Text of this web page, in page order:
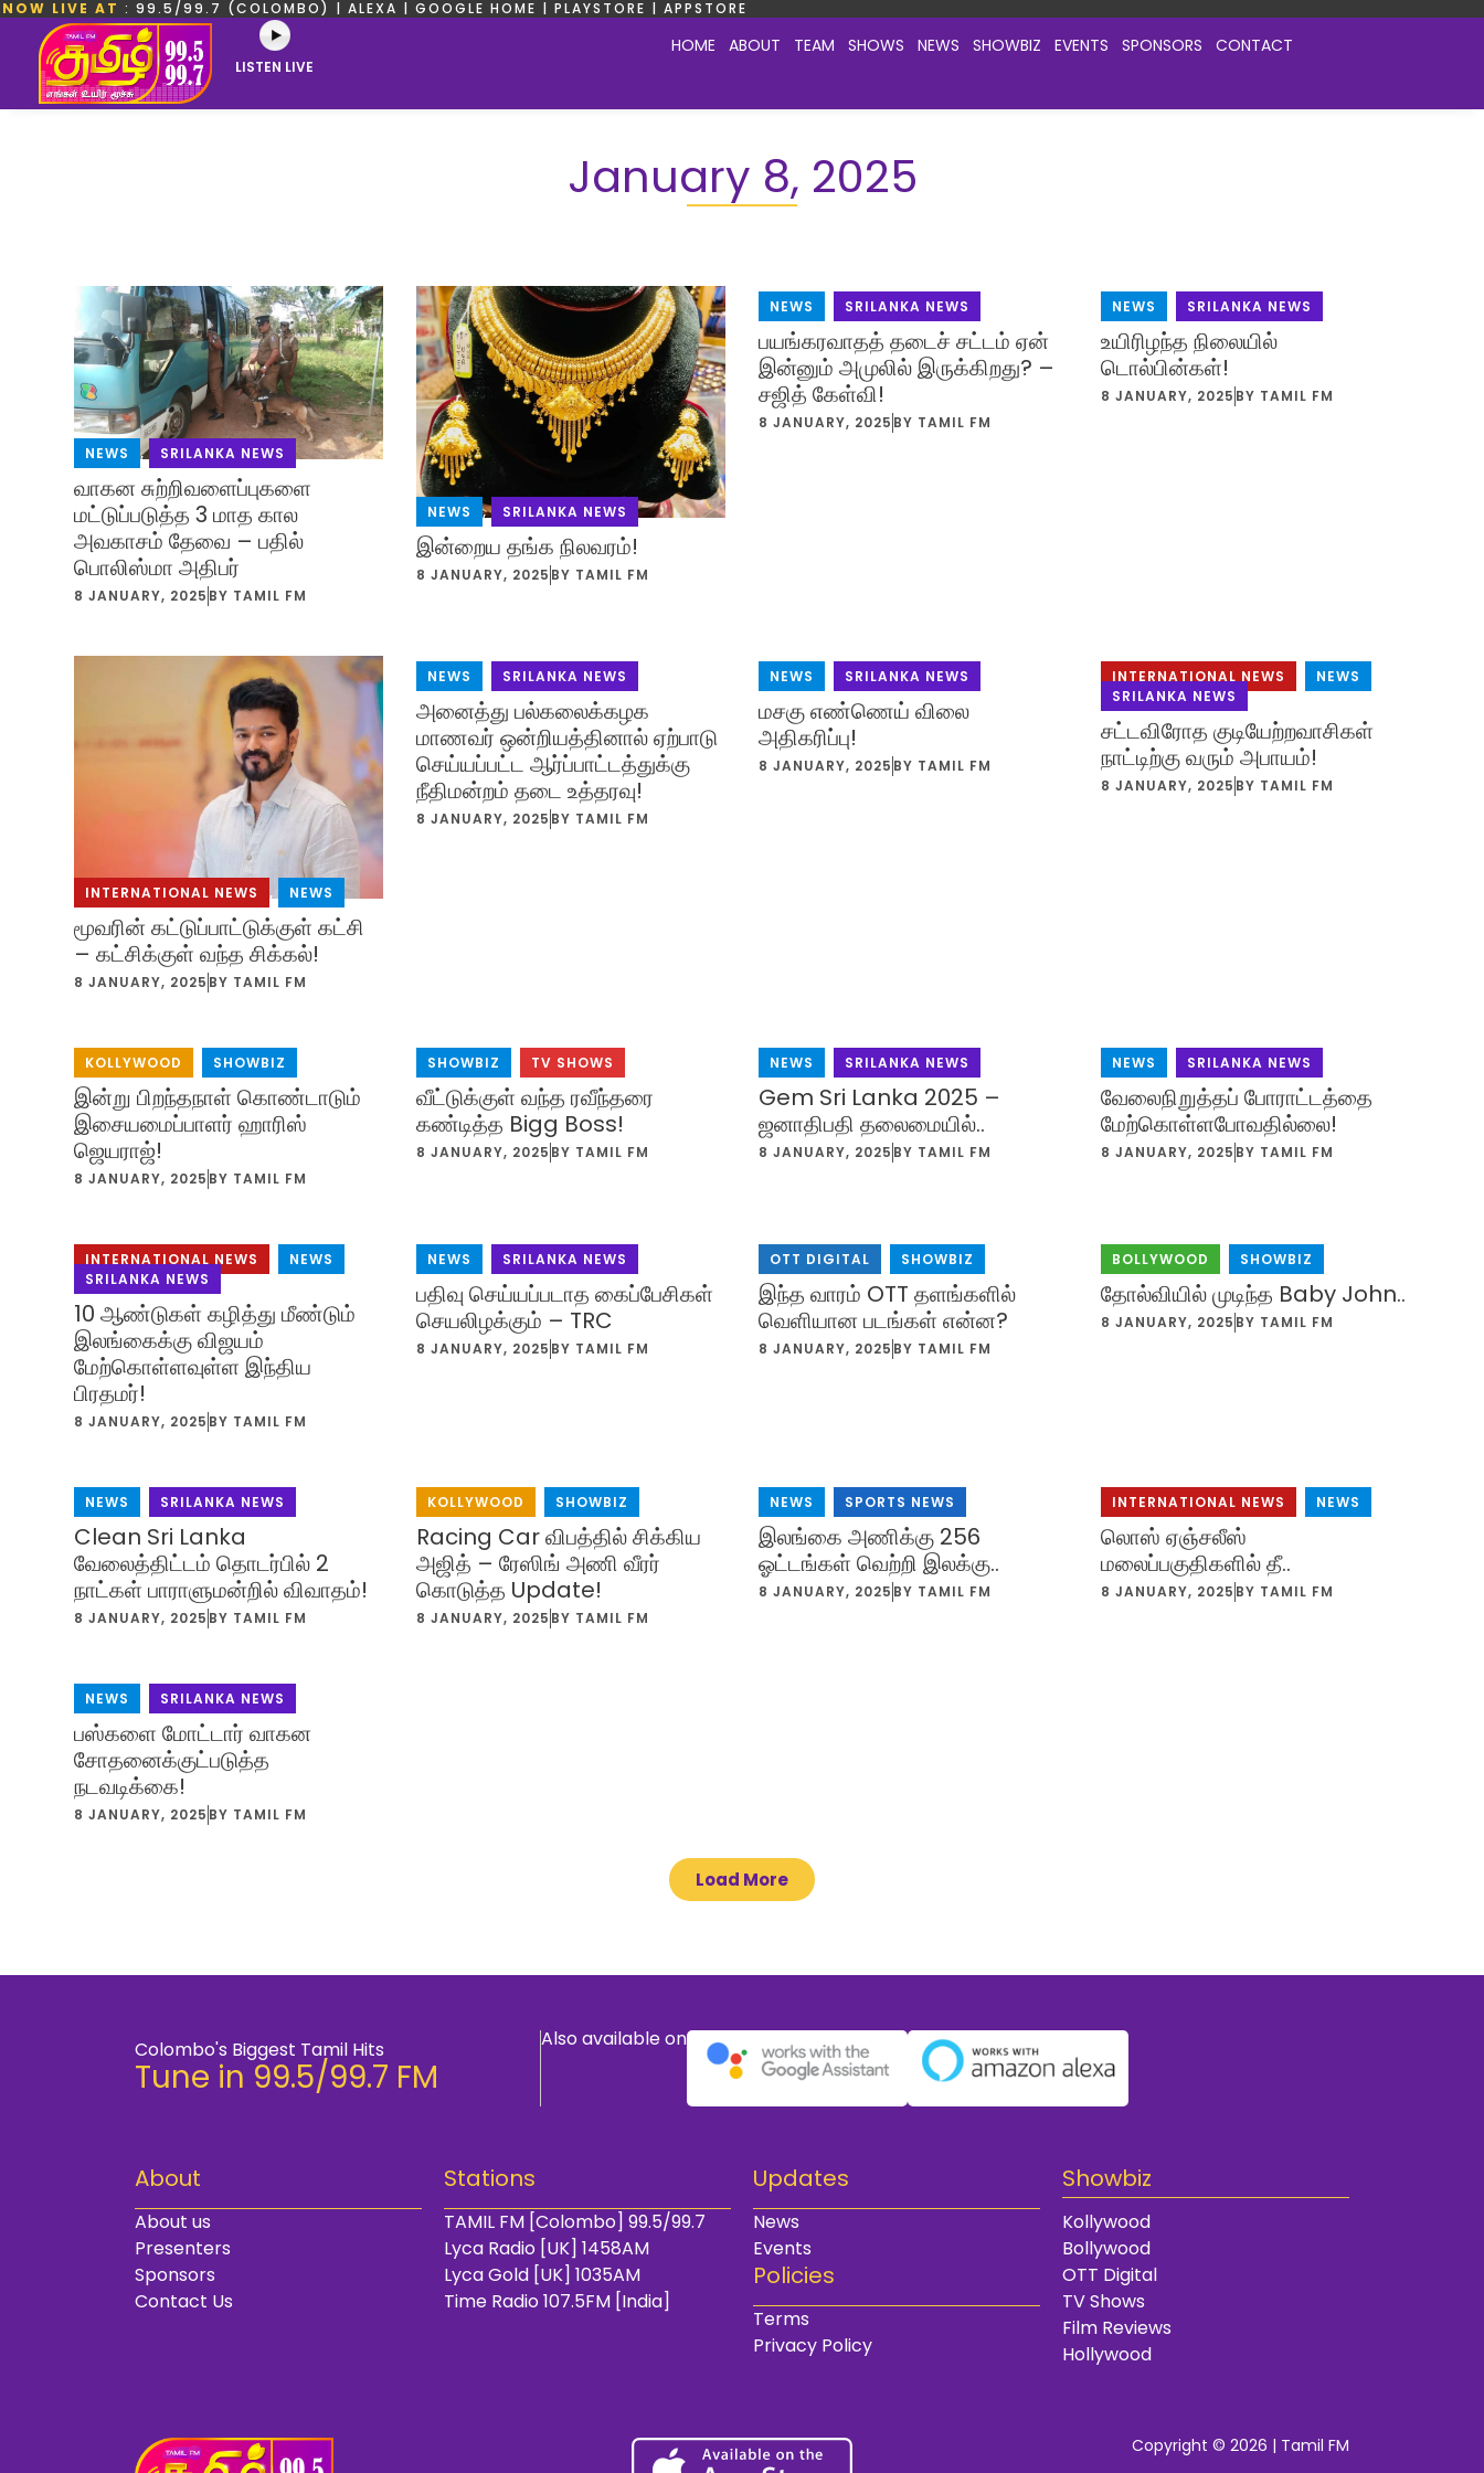
NOW LIVE AT : 99.5/99.7 (COLOMBO) | ALEXA | GOOGLE HOME | PLAYSTORE | APPSTORE
LISTEN LIVE
HOME ABOUT TEAM SHOWS NEWS SHOWBIZ EVENTS SPONSORS CONTACT
January 8, 2025
NEWS , SRILANKA NEWS
வாகன சுற்றிவளைப்புகளை
மட்டுப்படுத்த 3 மாத கால
அவகாசம் தேவை – பதில்
பொலிஸ்மா அதிபர்
8 JANUARY, 2025 BY TAMIL FM
NEWS , SRILANKA NEWS
இன்றைய தங்க நிலவரம்!
8 JANUARY, 2025 BY TAMIL FM
NEWS SRILANKA NEWS
பயங்கரவாதத் தடைச் சட்டம் ஏன்
இன்னும் அமுலில் இருக்கிறது? –
சஜித் கேள்வி!
8 JANUARY, 2025 BY TAMIL FM
NEWS SRILANKA NEWS
உயிரிழந்த நிலையில்
டொல்பின்கள்!
8 JANUARY, 2025 BY TAMIL FM
INTERNATIONAL NEWS , NEWS
மூவரின் கட்டுப்பாட்டுக்குள் கட்சி
– கட்சிக்குள் வந்த சிக்கல்!
8 JANUARY, 2025 BY TAMIL FM
NEWS SRILANKA NEWS
அனைத்து பல்கலைக்கழக
மாணவர் ஒன்றியத்தினால் ஏற்பாடு
செய்யப்பட்ட ஆர்ப்பாட்டத்துக்கு
நீதிமன்றம் தடை உத்தரவு!
8 JANUARY, 2025 BY TAMIL FM
NEWS SRILANKA NEWS
மசகு எண்ணெய் விலை
அதிகரிப்பு!
8 JANUARY, 2025 BY TAMIL FM
INTERNATIONAL NEWS NEWS
SRILANKA NEWS
சட்டவிரோத குடியேற்றவாசிகள்
நாட்டிற்கு வரும் அபாயம்!
8 JANUARY, 2025 BY TAMIL FM
KOLLYWOOD SHOWBIZ
இன்று பிறந்தநாள் கொண்டாடும்
இசையமைப்பாளர் ஹாரிஸ்
ஜெயராஜ்!
8 JANUARY, 2025 BY TAMIL FM
SHOWBIZ TV SHOWS
வீட்டுக்குள் வந்த ரவீந்தரை
கண்டித்த Bigg Boss!
8 JANUARY, 2025 BY TAMIL FM
NEWS SRILANKA NEWS
Gem Sri Lanka 2025 –
ஜனாதிபதி தலைமையில்..
8 JANUARY, 2025 BY TAMIL FM
NEWS SRILANKA NEWS
வேலைநிறுத்தப் போராட்டத்தை
மேற்கொள்ளபோவதில்லை!
8 JANUARY, 2025 BY TAMIL FM
INTERNATIONAL NEWS NEWS
SRILANKA NEWS
10 ஆண்டுகள் கழித்து மீண்டும்
இலங்கைக்கு விஜயம்
மேற்கொள்ளவுள்ள இந்திய
பிரதமர்!
8 JANUARY, 2025 BY TAMIL FM
NEWS SRILANKA NEWS
பதிவு செய்யப்படாத கைப்பேசிகள்
செயலிழக்கும் – TRC
8 JANUARY, 2025 BY TAMIL FM
OTT DIGITAL SHOWBIZ
இந்த வாரம் OTT தளங்களில்
வெளியான படங்கள் என்ன?
8 JANUARY, 2025 BY TAMIL FM
BOLLYWOOD SHOWBIZ
தோல்வியில் முடிந்த Baby John..
8 JANUARY, 2025 BY TAMIL FM
NEWS SRILANKA NEWS
Clean Sri Lanka
வேலைத்திட்டம் தொடர்பில் 2
நாட்கள் பாராளுமன்றில் விவாதம்!
8 JANUARY, 2025 BY TAMIL FM
KOLLYWOOD SHOWBIZ
Racing Car விபத்தில் சிக்கிய
அஜித் – ரேஸிங் அணி வீரர்
கொடுத்த Update!
8 JANUARY, 2025 BY TAMIL FM
NEWS SPORTS NEWS
இலங்கை அணிக்கு 256
ஓட்டங்கள் வெற்றி இலக்கு..
8 JANUARY, 2025 BY TAMIL FM
INTERNATIONAL NEWS NEWS
லொஸ் ஏஞ்சலீஸ்
மலைப்பகுதிகளில் தீ..
8 JANUARY, 2025 BY TAMIL FM
NEWS SRILANKA NEWS
பஸ்களை மோட்டார் வாகன
சோதனைக்குட்படுத்த
நடவடிக்கை!
8 JANUARY, 2025 BY TAMIL FM
Load More
Colombo's Biggest Tamil Hits
Tune in 99.5/99.7 FM
Also available on
About
About us
Presenters
Sponsors
Contact Us
Stations
TAMIL FM [Colombo] 99.5/99.7
Lyca Radio [UK] 1458AM
Lyca Gold [UK] 1035AM
Time Radio 107.5FM [India]
Updates
News
Events
Policies
Terms
Privacy Policy
Showbiz
Kollywood
Bollywood
OTT Digital
TV Shows
Film Reviews
Hollywood
Copyright © 2026 | Tamil FM